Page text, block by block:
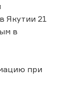
Якутии 21
в
при